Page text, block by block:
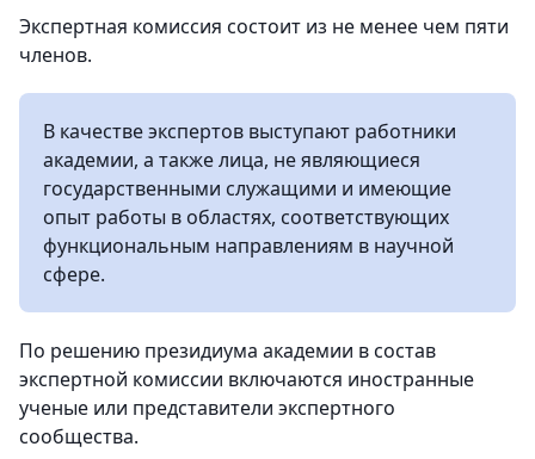
Экспертная комиссия состоит из не менее чем пяти
членов.
В качестве экспертов выступают работники
академии, а также лица, не являющиеся
государственными служащими и имеющие
опыт работы в областях, соответствующих
функциональным направлениям в научной
сфере.
По решению президиума академии в состав
экспертной комиссии включаются иностранные
ученые или представители экспертного
сообщества.